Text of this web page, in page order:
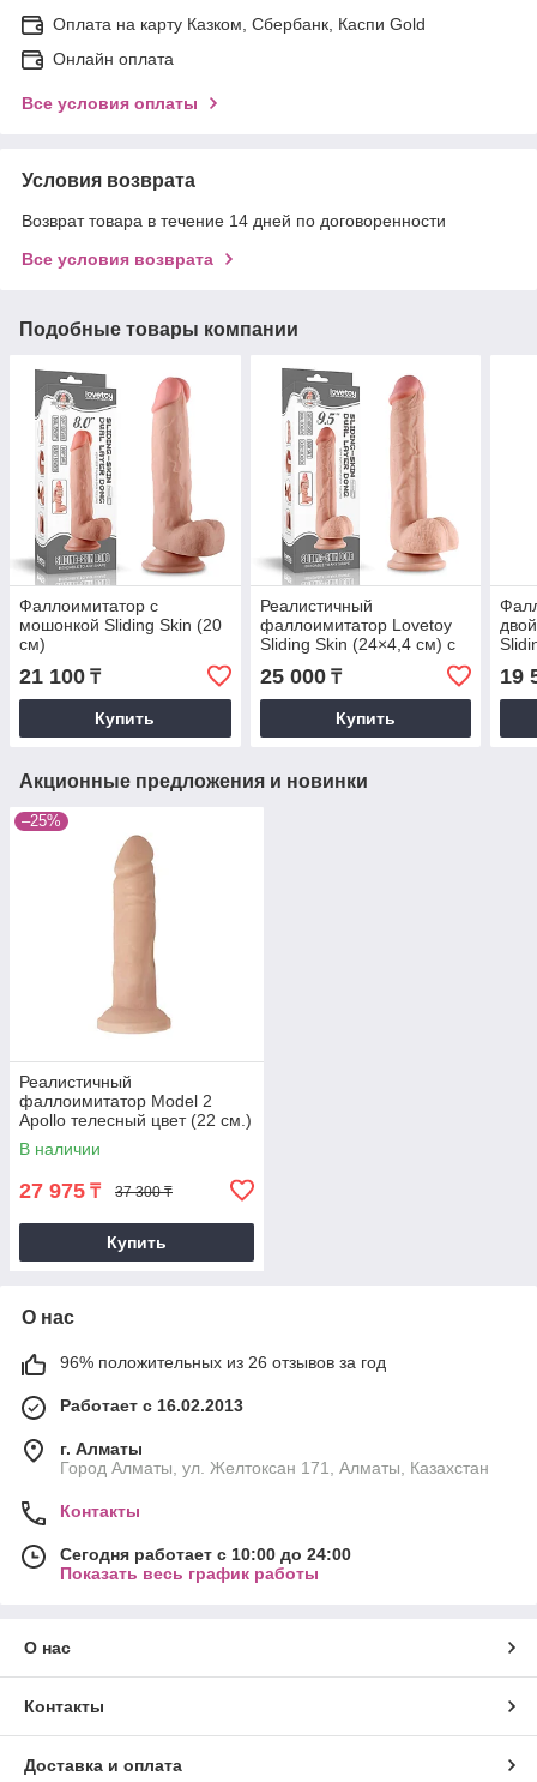
Оплата на карту Казком, Сбербанк, Каспи Gold
Онлайн оплата
Все условия оплаты
Условия возврата
Возврат товара в течение 14 дней по договоренности
Все условия возврата
Подобные товары компании
Фаллоимитатор с
мошонкой Sliding Skin (20
см)
21 100 ₸
Купить
Реалистичный
фаллоимитатор Lovetoy
Sliding Skin (24×4,4 см) с
двойной плотностью
25 000₸
Купить
19
Акционные предложения и новинки
–25%
Реалистичный
фаллоимитатор Model 2
Apollo телесный цвет (22 см.)
В наличии
27 975 ₸ 37 300 ₸
Купить
О нас
96% положительных из 26 отзывов за год
Работает с 16.02.2013
г. Алматы
Город Алматы, ул. Желтоксан 171, Алматы, Казахстан
Контакты
Сегодня работает с 10:00 до 24:00
Показать весь график работы
О нас
Контакты
Доставка и оплата